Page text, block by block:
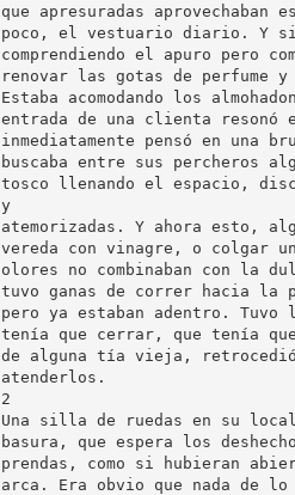
que apresuradas
poco, el vestuario diario. Y
comprendiendo el apuro pero
renovar las gotas de perfume
Estaba acomodando los
entrada de una clienta
inmediatamente pensó en una
buscaba entre sus percheros
tosco llenando el espacio,
y
atemorizadas. Y ahora esto,
vereda con vinagre, o colgar
olores no combinaban con la
tuvo ganas de correr hacia
pero ya estaban adentro. Tuvo
tenía que cerrar, que tenía
de alguna tía vieja, retrocedió
atenderlos.
2
Una silla de ruedas en su
basura, que espera los
prendas, como si hubieran
arca. Era obvio que nada de lo